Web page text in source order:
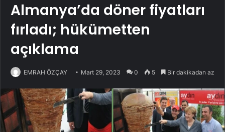
Almanya’da döner fiyatları
fırladı; hükümetten
açıklama
EMRAH ÖZÇAY Mart 29, 2023 0 5 Bir dakikadan az